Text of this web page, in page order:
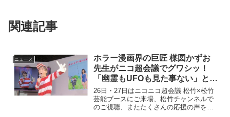
関連記事
ニュース
ホラー漫画界の巨匠 楳図かずお
先生がニコ超会議でグワシッ！
「幽霊もUFOも見た事ない」と恐
怖体験“ゼロ”カミングアウト♪
26日・27日はニコニコ超会議 松竹×松竹
芸能ブースにご来場、松竹チャンネルで
のご視聴、またたくさんの応援の声を頂